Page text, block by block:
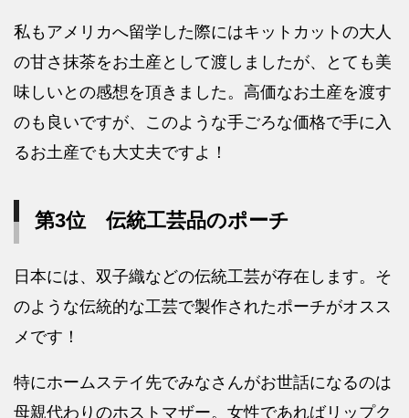
私もアメリカへ留学した際にはキットカットの大人
の甘さ抹茶をお土産として渡しましたが、とても美
味しいとの感想を頂きました。高価なお土産を渡す
のも良いですが、このような手ごろな価格で手に入
るお土産でも大丈夫ですよ！
第3位 伝統工芸品のポーチ
日本には、双子織などの伝統工芸が存在します。そ
のような伝統的な工芸で製作されたポーチがオスス
メです！
特にホームステイ先でみなさんがお世話になるのは
母親代わりのホストマザー。女性であればリップク